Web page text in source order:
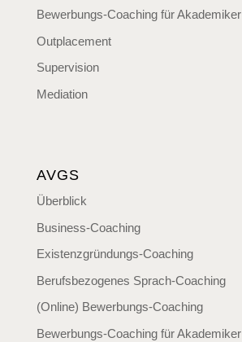
Bewerbungs-Coaching für Akademiker
Outplacement
Supervision
Mediation
AVGS
Überblick
Business-Coaching
Existenzgründungs-Coaching
Berufsbezogenes Sprach-Coaching
(Online) Bewerbungs-Coaching
Bewerbungs-Coaching für Akademiker